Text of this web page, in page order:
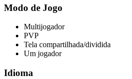
Modo de Jogo
Multijogador
PVP
Tela compartilhada/dividida
Um jogador
Idioma